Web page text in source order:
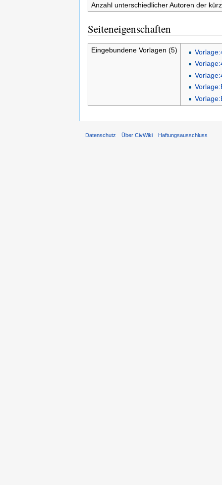
Anzahl unterschiedlicher Autoren der
Seiteneigenschaften
Eingebundene Vorlagen (5)
Datenschutz Über CivWiki Haftungsausschluss